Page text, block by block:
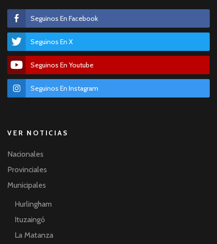
Seguinos En Facebook
Seguinos En X
Seguinos En Youtube
Seguinos En Instagram
VER NOTICIAS
Nacionales
Provinciales
Municipales
Hurlingham
Ituzaingó
La Matanza